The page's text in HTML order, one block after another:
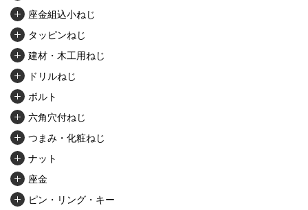
座金組込小ねじ
タッピンねじ
建材・木工用ねじ
ドリルねじ
ボルト
六角穴付ねじ
つまみ・化粧ねじ
ナット
座金
ピン・リング・キー